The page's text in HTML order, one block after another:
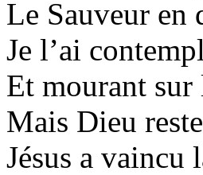
Le Sauveur en
Je l’ai
Et mourant sur
Mais Dieu
Jésus a vaincu